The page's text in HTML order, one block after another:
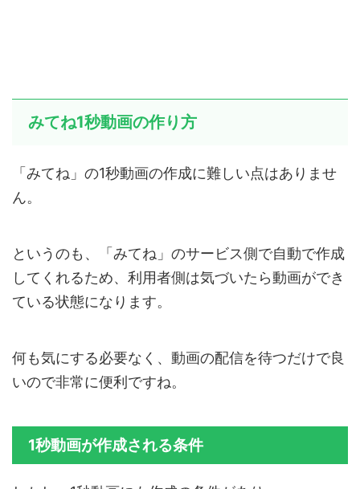
みてね1秒動画の作り方
「みてね」の1秒動画の作成に難しい点はありませ
ん。
というのも、「みてね」のサービス側で自動で作成
してくれるため、利用者側は気づいたら動画ができ
ている状態になります。
何も気にする必要なく、動画の配信を待つだけで良
いので非常に便利ですね。
1秒動画が作成される条件